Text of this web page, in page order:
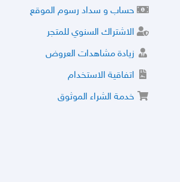
حساب و سداد رسوم الموقع
الاشتراك السنوي للمتجر
زيادة مشاهدات العروض
اتفاقية الاستخدام
خدمة الشراء الموثوق